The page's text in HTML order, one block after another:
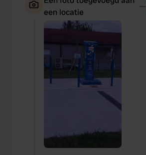
een locatie
—